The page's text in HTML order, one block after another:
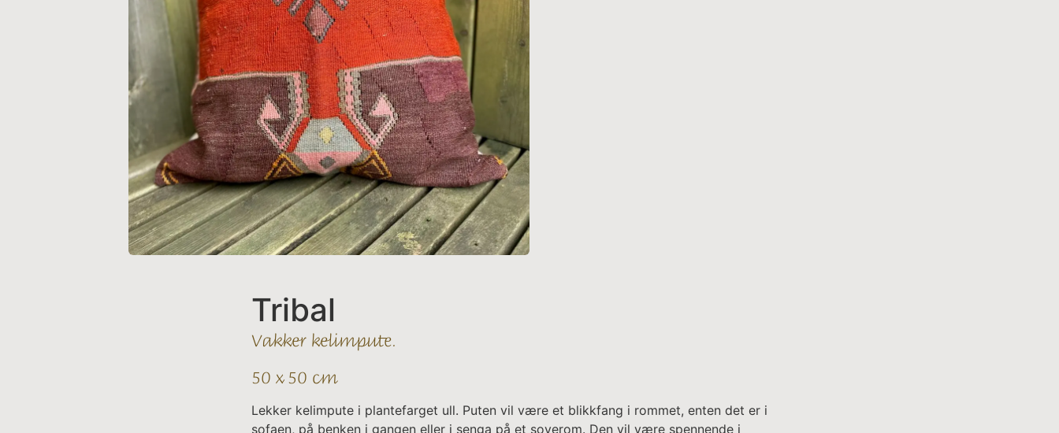
Tribal
Vakker kelimpute.
50 x 50 cm
Lekker kelimpute i plantefarget ull. Puten vil være et blikkfang i rommet, enten det er i
sofaen, på benken i gangen eller i senga på et soverom. Den vil være spennende i